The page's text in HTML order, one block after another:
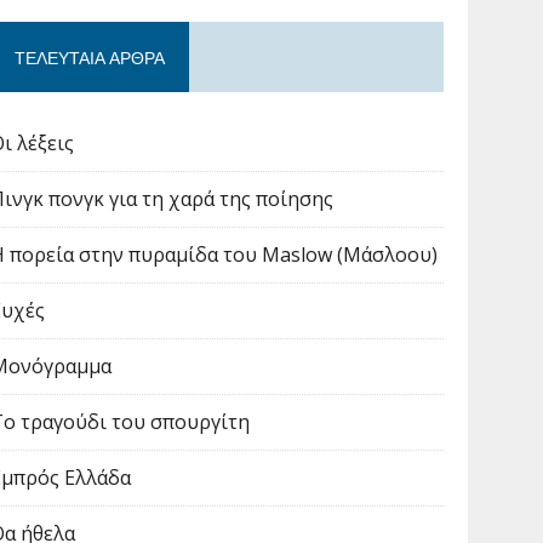
ΤΕΛΕΥΤΑΊΑ ΆΡΘΡΑ
λέξεις
πονγκ για τη χαρά της ποίησης
πορεία στην πυραμίδα του Maslow (Μάσλοου)
τραγούδι του σπουργίτη
Ελλάδα
ήθελα